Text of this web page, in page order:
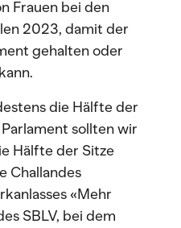
Frauen bei den
2023, damit der
gehalten oder
die Hälfte der
sollten wir
Hälfte der Sitze
Challandes
«Mehr
SBLV, bei dem